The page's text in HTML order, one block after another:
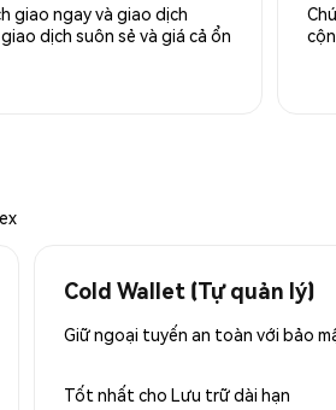
giao ngay và giao dịch
dịch suôn sẻ và giá cả ổn
Cold Wallet (Tự quản lý)
Giữ ngoại tuyến an toàn với bảo
Tốt nhất cho Lưu trữ dài hạn